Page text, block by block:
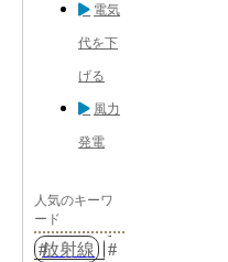
電気
代を下
げる
風力
発電
人気のキーワ
ード
放射線